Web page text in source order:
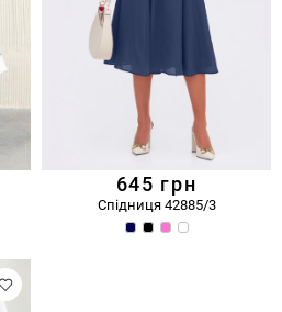
645 грн
Спідниця 42885/3